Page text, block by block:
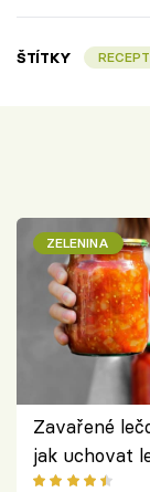
ŠTÍTKY
ZELENINA
Zavařené
jak uchovat